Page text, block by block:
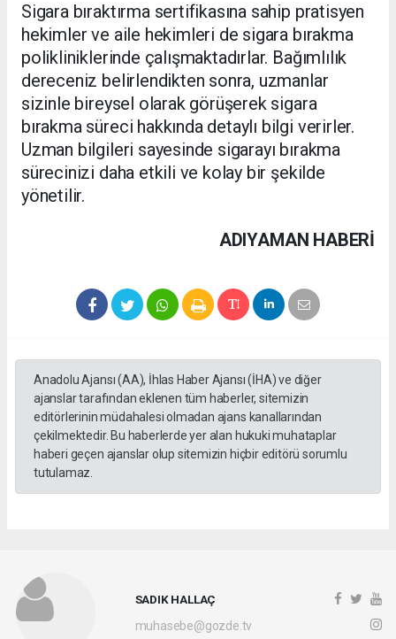
Sigara bıraktırma sertifikasına sahip pratisyen
hekimler ve aile hekimleri de sigara bırakma
polikliniklerinde çalışmaktadırlar. Bağımlılık
dereceniz belirlendikten sonra, uzmanlar
sizinle bireysel olarak görüşerek sigara
bırakma süreci hakkında detaylı bilgi verirler.
Uzman bilgileri sayesinde sigarayı bırakma
sürecinizi daha etkili ve kolay bir şekilde
yönetilir.
ADIYAMAN HABERİ
Anadolu Ajansı (AA), İhlas Haber Ajansı (İHA) ve diğer
ajanslar tarafından eklenen tüm haberler, sitemizin
editörlerinin müdahalesi olmadan ajans kanallarından
çekilmektedir. Bu haberlerde yer alan hukuki muhataplar
haberi geçen ajanslar olup sitemizin hiçbir editörü sorumlu
tutulamaz.
SADIK HALLAÇ
muhasebe@gozde.tv